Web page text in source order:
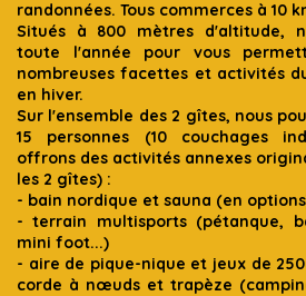
randonnées. Tous commerces à 10
Situés à 800 mètres d'altitude,
toute l'année pour vous
nombreuses facettes et activités
en hiver.
Sur l'ensemble des 2 gîtes, nous
15 personnes (10 couchages
offrons des activités annexes
les 2 gîtes) :
- bain nordique et sauna (en
- terrain multisports (pétanque,
mini foot...)
- aire de pique-nique et jeux de
corde à nœuds et trapèze